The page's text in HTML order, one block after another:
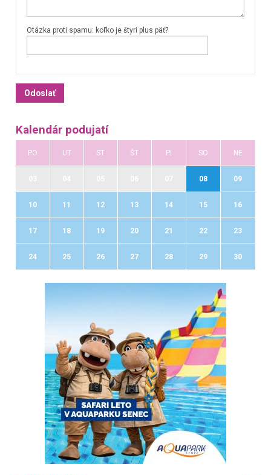
Otázka proti spamu: koľko je štyri plus päť?
Kalendár podujatí
PO UT ST ŠT PI SO NE
08 09
10 11 12 13 14 15 16
17 18 19 20 21 22 23
24 25 26 27 28 29 30